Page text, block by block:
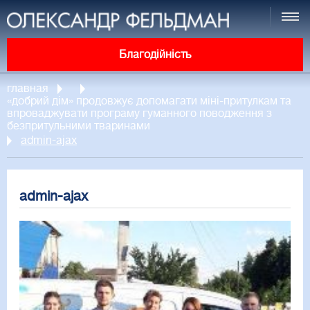
Благодійність
главная
«добрий дім» продовжує допомагати міні-притулкам та
впроваджувати програму гуманного поводження з
безпритульними тваринами
admin-ajax
admin-ajax